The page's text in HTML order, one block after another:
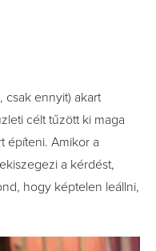
csak ennyit) akart
célt tűzött ki maga
építeni. Amikor a
a kérdést,
hogy képtelen leállni,